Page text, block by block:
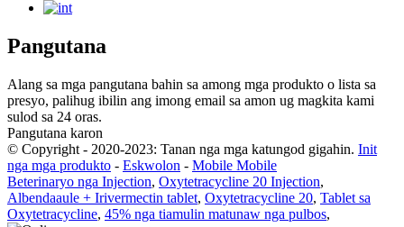
Pangutana
Alang sa mga pangutana bahin sa among mga produkto o lista sa
presyo, palihug ibilin ang imong email sa amon ug magkita kami
sulod sa 24 oras.
Pangutana karon
© Copyright - 2020-2023: Tanan nga mga katungod gigahin. Init
nga mga produkto - Eskwolon - Mobile Mobile
Beterinaryo nga Injection, Oxytetracycline 20 Injection,
Albendaaule + Irivermectin tablet, Oxytetracycline 20, Tablet sa
Oxytetracycline, 45% nga tiamulin matunaw nga pulbos,